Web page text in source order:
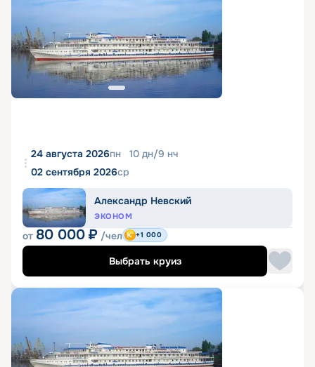
24 августа 2026пн 10 дн/9 нч
02 сентября 2026ср
Александр Невский
ЭКОНОМ
от 80 000 ₽ /чел +1 000
Выбрать круиз